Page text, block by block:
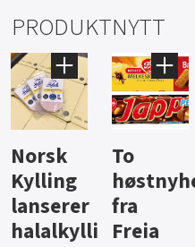
PRODUKTNYTT
Knalltall
for Açai
Bowl
Aass vil
bli
førstevalg
i lite-